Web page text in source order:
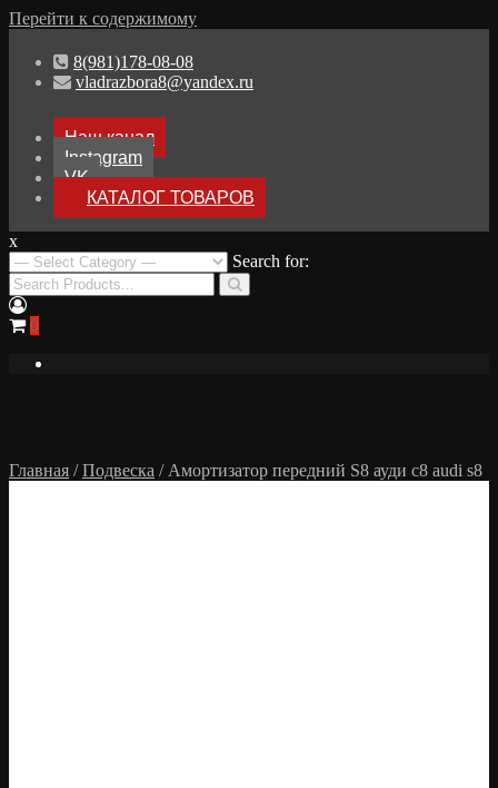
Перейти к содержимому
8(981)178-08-08
vladrazbora8@yandex.ru
Наш канал
Instagram
VK
КАТАЛОГ ТОВАРОВ
Разбор Ауди А8
Разборка Audi A8 D3
x
Search for:
0
Главная /Подвеска / Амортизатор передний S8 ауди с8 audi s8